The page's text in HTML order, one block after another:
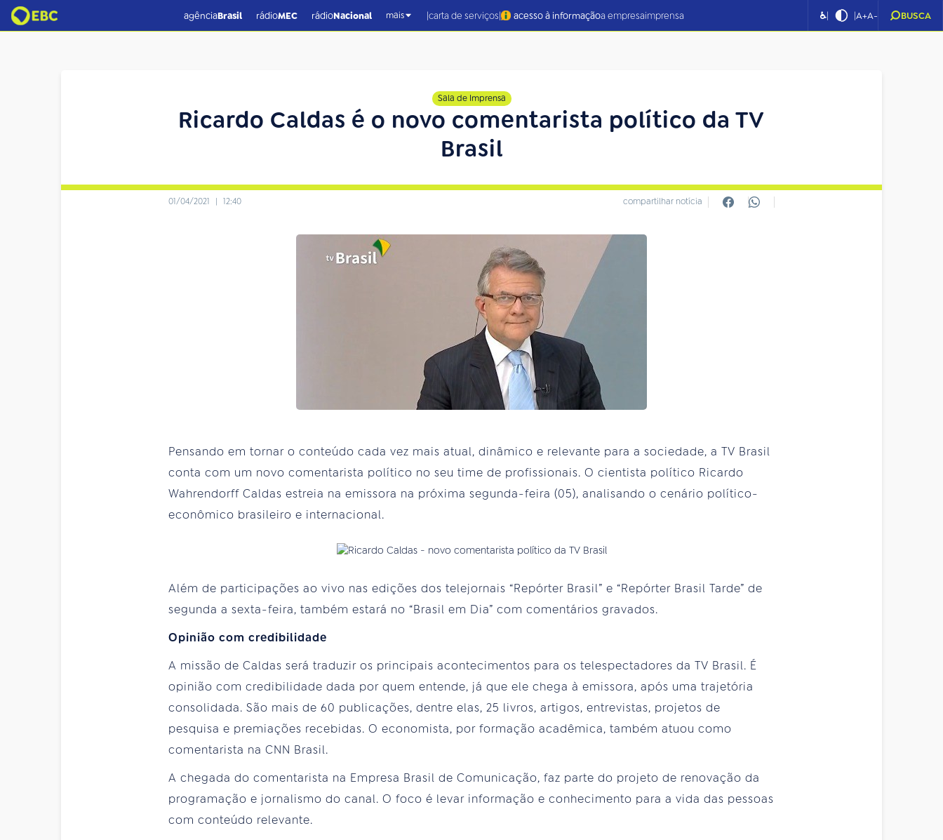
agênciaBrasil rádioMEC rádioNacional mais |carta de serviços| acesso à informaçãoa empresaimprensa ♿| |A+A- BUSCA
Sala de Imprensa
Ricardo Caldas é o novo comentarista político da TV
Brasil
01/04/2021 | 12:40 compartilhar notícia
Pensando em tornar o conteúdo cada vez mais atual, dinâmico e relevante para a sociedade, a TV Brasil
conta com um novo comentarista político no seu time de profissionais. O cientista político Ricardo
Wahrendorff Caldas estreia na emissora na próxima segunda-feira (05), analisando o cenário político-
econômico brasileiro e internacional.
Além de participações ao vivo nas edições dos telejornais “Repórter Brasil” e “Repórter Brasil Tarde” de
segunda a sexta-feira, também estará no “Brasil em Dia” com comentários gravados.
Opinião com credibilidade
A missão de Caldas será traduzir os principais acontecimentos para os telespectadores da TV Brasil. É
opinião com credibilidade dada por quem entende, já que ele chega à emissora, após uma trajetória
consolidada. São mais de 60 publicações, dentre elas, 25 livros, artigos, entrevistas, projetos de
pesquisa e premiações recebidas. O economista, por formação acadêmica, também atuou como
comentarista na CNN Brasil.
A chegada do comentarista na Empresa Brasil de Comunicação, faz parte do projeto de renovação da
programação e jornalismo do canal. O foco é levar informação e conhecimento para a vida das pessoas
com conteúdo relevante.